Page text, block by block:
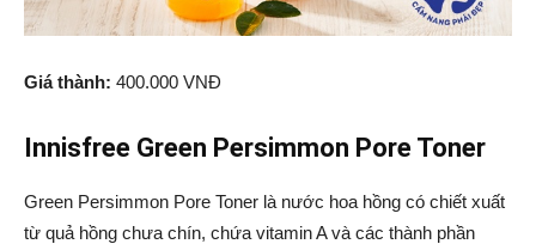
Giá thành: 400.000 VNĐ
Innisfree Green Persimmon Pore Toner
Green Persimmon Pore Toner là nước hoa hồng có chiết xuất
từ quả hồng chưa chín, chứa vitamin A và các thành phần